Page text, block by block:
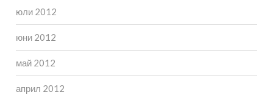
юли 2012
юни 2012
май 2012
април 2012